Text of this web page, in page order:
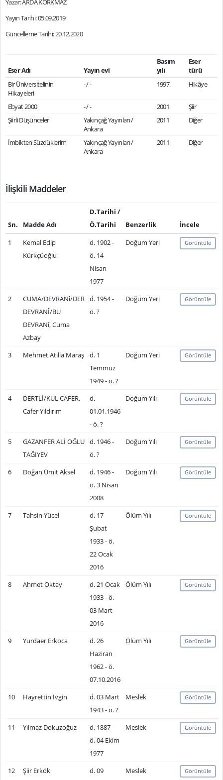
Yazar: ARDA KORKMAZ
Yayın Tarihi: 05.09.2019
Güncelleme Tarihi: 20.12.2020
Eser Adı Yayın evi
Basım
yılı
Eser
türü
Bir Üniversitelinin
Hikayeleri
- / - 1997 Hikâye
Ebyat 2000 - / - 2001
Şiir
Şiirli Düşünceler
Yakınçağ Yayınları /
Ankara
2011 Diğer
İmbikten Süzdüklerim
Yakınçağ Yayınları /
Ankara
2011 Diğer
İlişkili Maddeler
Sn. Madde Adı
D.Tarihi /
Ö.Tarihi
Benzerlik
İncele
1
Kemal Edip
Kürkçüoğlu
d. 1902 -
ö. 14
Nisan
1977
Doğum Yeri Görüntüle
2
CUMA/DEVRANî/DER
DEVRANÎ/BU
DEVRANî, Cuma
Azbay
d. 1954 -
ö. ?
Doğum Yeri Görüntüle
3 Mehmet Atilla Maraş
d. 1
Temmuz
1949 - ö. ?
Doğum Yeri Görüntüle
4
DERTLİ/KUL CAFER,
Cafer Yıldırım
d.
01.01.1946
- ö. ?
Doğum Yılı Görüntüle
5
GAZANFER ALİ OĞLU
TAĞIYEV
d. 1946 -
ö. ?
Doğum Yılı Görüntüle
6 Doğan Ümit Aksel
d. 1946 -
ö. 3 Nisan
2008
Doğum Yılı Görüntüle
7 Tahsin Yücel
d. 17
Şubat
1933 - ö.
22 Ocak
2016
Ölüm Yılı Görüntüle
8 Ahmet Oktay
d. 21 Ocak
1933 - ö.
03 Mart
2016
Ölüm Yılı Görüntüle
9 Yurdaer Erkoca
d. 26
Haziran
1962 - ö.
07.10.2016
Ölüm Yılı Görüntüle
10 Hayrettin İvgin
d. 03 Mart
1943 - ö. ?
Meslek Görüntüle
11 Yılmaz Dokuzoğuz
d. 1887 -
ö. 04 Ekim
1977
Meslek Görüntüle
12 Şiir Erkök
d. 09
Meslek Görüntüle